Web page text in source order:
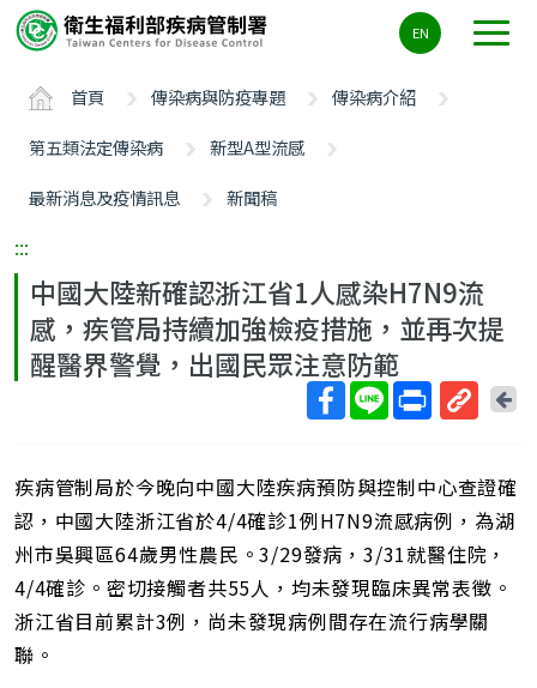
要
ALT+C
EN
首頁 傳染病與防疫專題
傳染病介紹
第五類法定傳染病
新型A型流感
最新消息及疫情訊息
新聞稿
:::
中國大陸新確認浙江省1人感染H7N9流
感，疾管局持續加強檢疫措施，並再次提
醒醫界警覺，出國民眾注意防範
短
網
址
回
疾病管制局於今晚向中國大陸疾病預防與控制中心查證確
認，中國大陸浙江省於4/4確診1例H7N9流感病例，為湖
州市吳興區64歲男性農民。3/29發病，3/31就醫住院，
4/4確診。密切接觸者共55人，均未發現臨床異常表徵。
浙江省目前累計3例，尚未發現病例間存在流行病學關
聯。